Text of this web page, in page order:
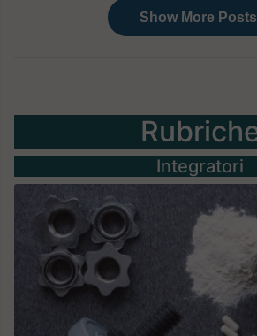
Integratori